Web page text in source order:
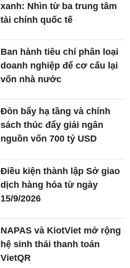
xanh: Nhìn từ ba trung tâm
tài chính quốc tế
Ban hành tiêu chí phân loại
doanh nghiệp để cơ cấu lại
vốn nhà nước
Đòn bẩy hạ tầng và chính
sách thúc đẩy giải ngân
nguồn vốn 700 tỷ USD
Điều kiện thành lập Sở giao
dịch hàng hóa từ ngày
15/9/2026
NAPAS và KiotViet mở rộng
hệ sinh thái thanh toán
VietQR